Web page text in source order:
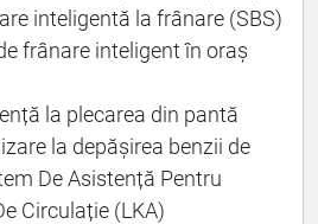
inteligentă la frânare (SBS)
frânare inteligent în oraș
la plecarea din pantă
la depășirea benzii de
De Asistență Pentru
Circulație (LKA)